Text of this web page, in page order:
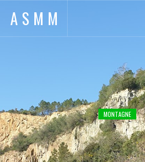
ASMM
MONTAGNE